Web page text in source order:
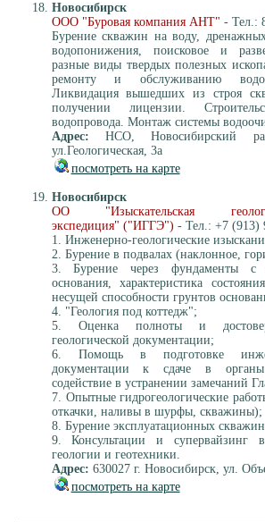
Новосибирск
ООО "Буровая компания АНТ" - Тел.:
Бурение скважин на воду,
водопонижения, поисковое и
разные виды твердых полезных
ремонту и обслуживанию
Ликвидация вышедших из строя
получении лицензии.
водопровода. Монтаж системы
Адрес: НСО, Новосибирский
ул.Геологическая, 3а
посмотреть на карте
Новосибирск
ОО "Изыскательская геолого-
экспедиция" ("ИГГЭ") - Тел.: +7 (913)
1. Инженерно-геологические
2. Бурение в подвалах (наклонное,
3. Бурение через фундаменты
основания, характеристика
несущей способности грунтов
4. "Геология под коттедж";
5. Оценка полноты и
геологической документации;
6. Помощь в подготовке
документации к сдаче в органы
содействие в устранении замечаний
7. Опытные гидрогеологические
откачки, наливы в шурфы, скважины);
8. Бурение эксплуатационных
9. Консультации и супервайзинг
геологии и геотехники.
Адрес: 630027 г. Новосибирск, ул.
посмотреть на карте